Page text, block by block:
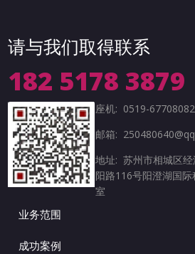
请与我们取得联系
182 5178 3879
座机: 0519-67708082
邮箱:
地址: 苏州市相城区
阳路116号阳澄湖国
室
业务范围
成功案例